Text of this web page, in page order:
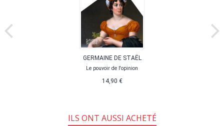
GERMAINE DE STAËL
Le pouvoir de l'opinion
14,90 €
ILS ONT AUSSI ACHETÉ